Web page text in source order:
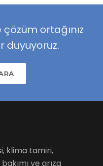
çözüm ortağınız
duyuyoruz.
klima tamiri,
ve arıza